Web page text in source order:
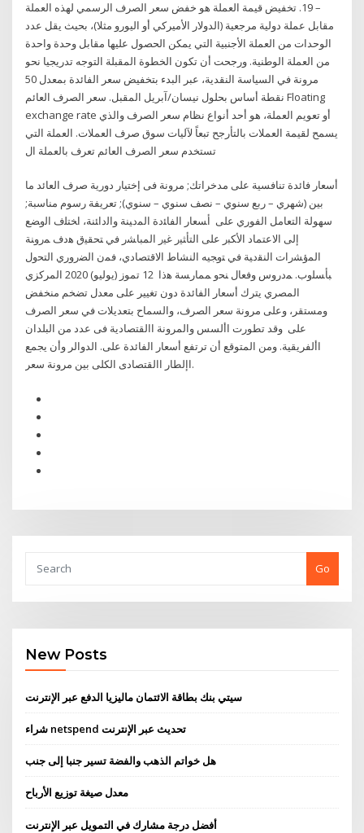
– 19. تخفيض قيمة العملة هو خفض سعر الصرف الرسمي لهذه العملة
مقابل عملة دولية مرجعية (الدولار الأميركي أو اليورو مثلا)، بحيث يقل عدد
الوحدات من العملة الأجنبية التي يمكن الحصول عليها مقابل وحدة واحدة
من العملة الوطنية. ورجحت أن تكون الخطوة المقبلة التوجه تدريجيا نحو
مرونة في السياسة النقدية، عبر البدء بتخفيض سعر الفائدة بمعدل 50
نقطة أساس بحلول نيسان/آبريل المقبل. سعر الصرف العائم Floating
exchange rate أو تعويم العملة، هو أحد أنواع نظام سعر الصرف والذي
يسمح لقيمة العملات بالتأرجح تبعاً لآليات سوق صرف العملات. العملة التي
تستخدم سعر الصرف العائم تعرف بالعملة ال
أسعار فائدة تنافسية على مدخراتك; مرونة فى إختيار دورية صرف العائد ما
بين (شهري – ربع سنوي – نصف سنوي – سنوي); تعريفة رسوم مناسبة;
سهولة التعامل الفوري على ﺃﺴﻌﺎﺭ ﺍﻟﻔﺎﺌﺩﺓ ﺍﻟﻤﺩﻴﻨﺔ ﻭﺍﻟﺩﺍﺌﻨﺔ، ﺍﺨﺘﻠﻑ ﺍﻟﻭﻀﻊ
ﺇﻟﻰ ﺍﻻﻋﺘﻤﺎﺩ ﺍﻷﻜﺒﺭ ﻋﻠﻰ ﺍﻟﺘﺄﺜﻴﺭ ﻏﻴﺭ ﺍﻟﻤﺒﺎﺸﺭ ﻓﻲ ﺘﺤﻘﻴﻕ ﻫﺩﻑ ﻤﺭﻭﻨﺔ
ﺍﻟﻤﺅﺸﺭﺍﺕ ﺍﻟﻨﻘﺩﻴﺔ ﻓﻲ ﺘﻭﺠﻴﻪ ﺍﻟﻨﺸﺎﻁ ﺍﻻﻗﺘﺼﺎﺩﻱ، ﻓﻤﻥ ﺍﻟﻀﺭﻭﺭﻱ ﺍﻟﺘﺤﻭﻝ
ﺒﺄﺴﻠﻭﺏ. ﻤﺩﺭﻭﺱ ﻭﻓﻌﺎﻝ ﻨﺤﻭ ﻤﻤﺎﺭﺴﺔ ﻫﺫﺍ 12 تموز (يوليو) 2020 المركزي
المصري يترك أسعار الفائدة دون تغيير على معدل تضخم منخفض
ومستقر، وعلى مرونة سعر الصرف، والسماح بتعديلات في سعر الصرف
على وقد تطورت األسس والمرونة االقتصادية فى عدد من البلدان
األفريقية. ومن المتوقع أن ترتفع أسعار الفائدة على. الدوالر وأن يجمع
اإلطار االقتصادى الكلى بين مرونة سعر.
Go
New Posts
سيتي بنك بطاقة الائتمان ماليزيا الدفع عبر الإنترنت
شراء netspend تحديث عبر الإنترنت
هل خواتم الذهب والفضة تسير جنبا إلى جنب
معدل صيغة توزيع الأرباح
أفضل درجة مشارك في التمويل عبر الإنترنت